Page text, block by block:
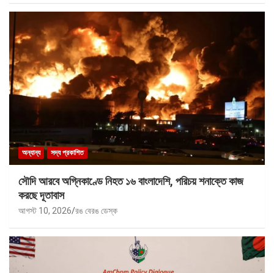
অন্যান্য সদ্য প্রকাশিত
সৌদি আরবে অগ্নিকাণ্ডে নিহত ১৬ বাংলাদেশি, পরিচয় শনাক্তে কাজ
করছে দূতাবাস
আগস্ট 10, 2026 রঙ বেরঙ ডেস্ক